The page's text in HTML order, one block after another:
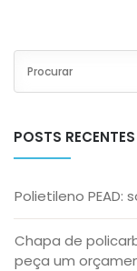
POSTS RECENTES
Polietileno PEAD:
Chapa de
peça um